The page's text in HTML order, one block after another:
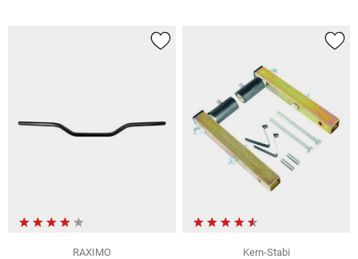
RAXIMO
Kern-Stabi